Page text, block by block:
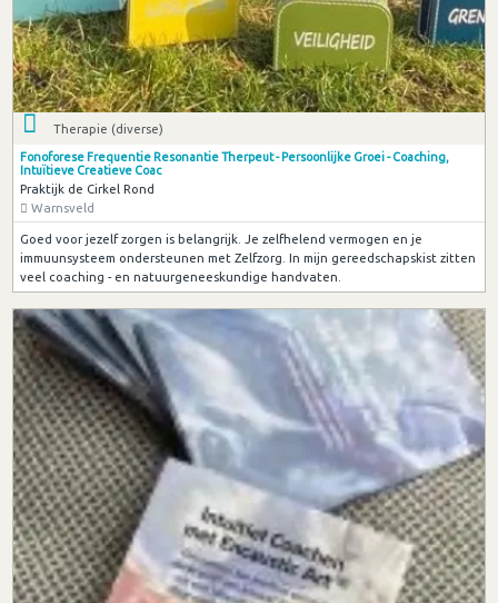
Therapie (diverse)
Fonoforese Frequentie Resonantie Therpeut - Persoonlijke Groei - Coaching,
Intuïtieve Creatieve Coac
Praktijk de Cirkel Rond
Warnsveld
Goed voor jezelf zorgen is belangrijk. Je zelfhelend vermogen en je
immuunsysteem ondersteunen met Zelfzorg. In mijn gereedschapskist zitten
veel coaching - en natuurgeneeskundige handvaten.